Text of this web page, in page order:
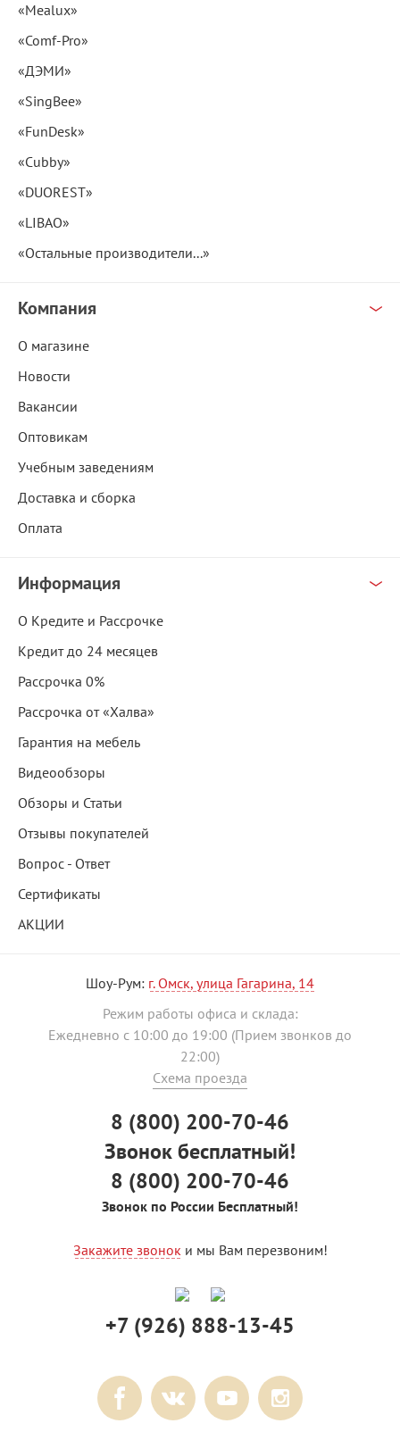
«Mealux»
«Comf-Pro»
«ДЭМИ»
«SingBee»
«FunDesk»
«Cubby»
«DUOREST»
«LIBAO»
«Остальные производители...»
Компания
О магазине
Новости
Вакансии
Оптовикам
Учебным заведениям
Доставка и сборка
Оплата
Информация
О Кредите и Рассрочке
Кредит до 24 месяцев
Рассрочка 0%
Рассрочка от «Халва»
Гарантия на мебель
Видеообзоры
Обзоры и Статьи
Отзывы покупателей
Вопрос - Ответ
Сертификаты
АКЦИИ
Шоу-Рум: г. Омск, улица Гагарина, 14
Режим работы офиса и склада:
Ежедневно с 10:00 до 19:00 (Прием звонков до
22:00)
Схема проезда
8 (800) 200-70-46
Звонок бесплатный!
8 (800) 200-70-46
Звонок по России Бесплатный!
Закажите звоноки мы Вам перезвоним!
+7 (926) 888-13-45